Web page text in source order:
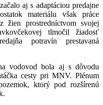
aj s adaptáciou predajne
materiálu však práce
žien prostredníctvom svojej
tlmočil žiadosť
potravín prestavaná
vodovod bola aj s dôvodu
cesty pri MNV. Plénum
ktorý pod rozšírenú